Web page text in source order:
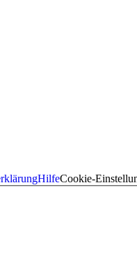
HilfeCookie-